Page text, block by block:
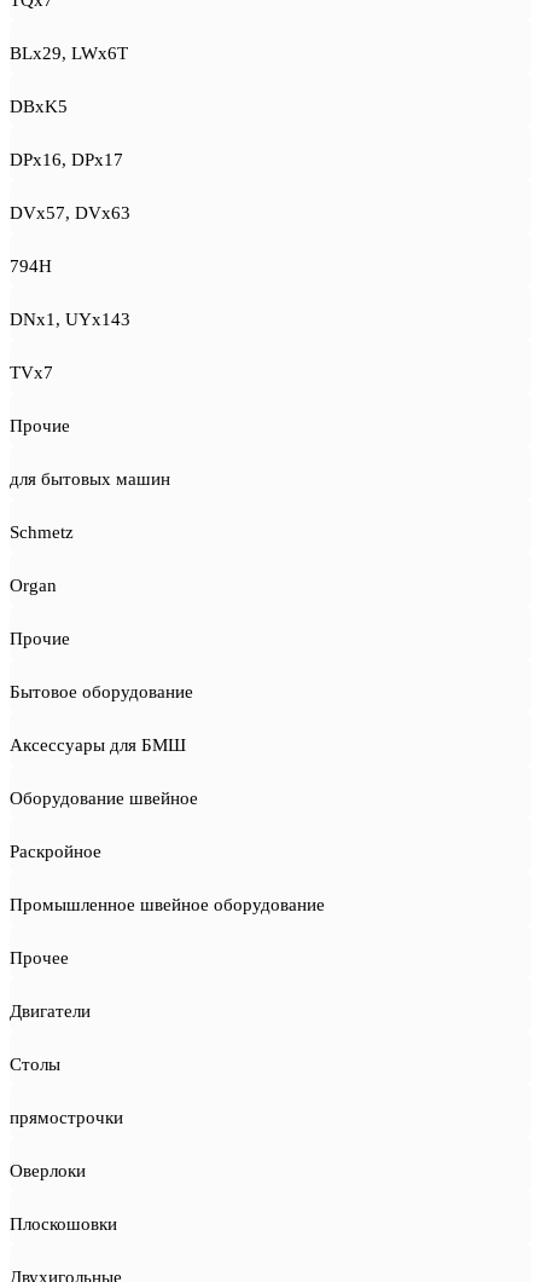
BLx29, LWx6T
DBxK5
DPx16, DPx17
DVx57, DVx63
794H
DNx1, UYx143
TVx7
Прочие
для бытовых машин
Schmetz
Organ
Прочие
Бытовое оборудование
Аксессуары для БМШ
Оборудование швейное
Раскройное
Промышленное швейное оборудование
Прочее
Двигатели
Столы
прямострочки
Оверлоки
Плоскошовки
Двухигольные